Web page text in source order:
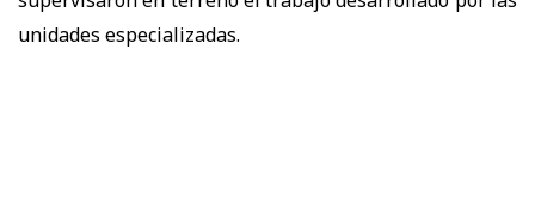
unidades especializadas.